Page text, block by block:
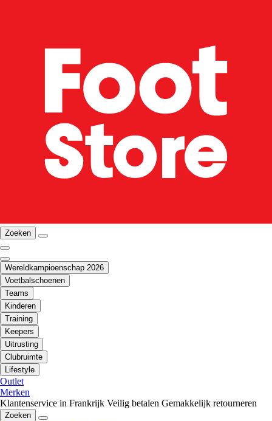
Zoeken
Wereldkampioenschap 2026
Voetbalschoenen
Teams
Kinderen
Training
Keepers
Uitrusting
Clubruimte
Lifestyle
Outlet
Merken
Klantenservice in Frankrijk Veilig betalen Gemakkelijk retourneren
Zoeken